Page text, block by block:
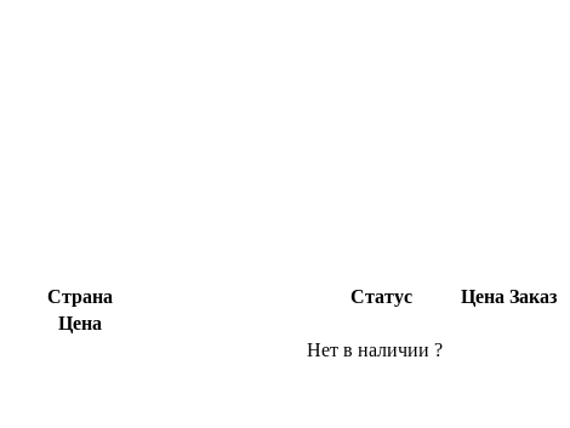
Страна Статус Цена Заказ
Цена
Нет в наличии ?